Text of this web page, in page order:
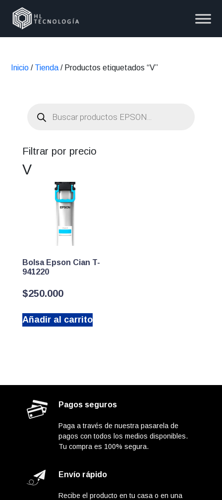
Inicio / Tienda / Productos etiquetados “V”
productos
Filtrar por precio
V
Bolsa Epson Cian T-
941220
$250.000
Añadir al carrito
Pagos seguros
Paga a través de nuestra pasarela de
pagos con todos los medios disponibles.
Tu compra es 100% segura.
Envío rápido
Recibe el producto en tu casa o en una